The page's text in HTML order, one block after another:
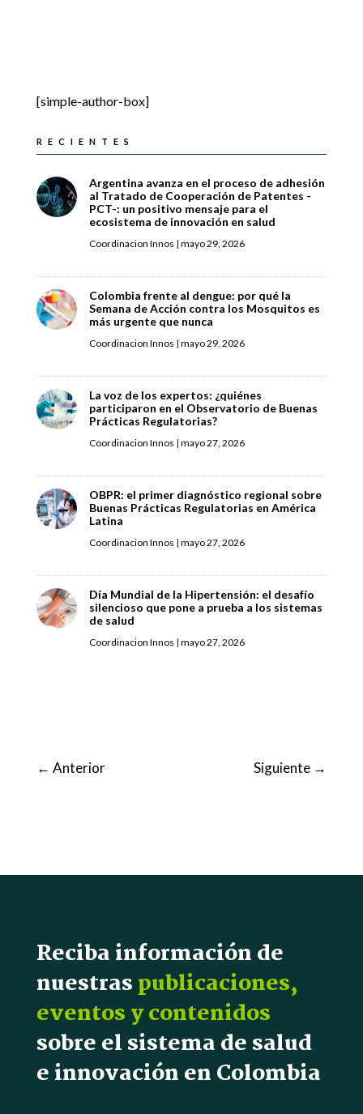
[simple-author-box]
RECIENTES
Argentina avanza en el proceso de adhesión
al Tratado de Cooperación de Patentes -
PCT-: un positivo mensaje para el
ecosistema de innovación en salud
Coordinacion Innos | mayo 29, 2026
Colombia frente al dengue: por qué la
Semana de Acción contra los Mosquitos es
más urgente que nunca
Coordinacion Innos | mayo 29, 2026
La voz de los expertos: ¿quiénes
participaron en el Observatorio de Buenas
Prácticas Regulatorias?
Coordinacion Innos | mayo 27, 2026
OBPR: el primer diagnóstico regional sobre
Buenas Prácticas Regulatorias en América
Latina
Coordinacion Innos | mayo 27, 2026
Día Mundial de la Hipertensión: el desafío
silencioso que pone a prueba a los sistemas
de salud
Coordinacion Innos | mayo 27, 2026
← Anterior Siguiente →
Reciba información de
nuestraspublicaciones,
eventos y contenidos
sobre el sistema de salud
e innovación en Colombia